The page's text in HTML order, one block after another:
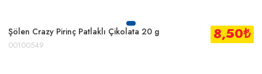
Şölen Crazy Pirinç Patlaklı Çikolata 20 g
00100549
8,50₺